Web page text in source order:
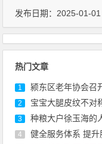
发布日期：2025-01-
热门文章
1 颍东区老年协会召开“应
2 宝宝大腿皮纹不对
3 种粮大户徐玉海的
4 健全服务体系 提升服